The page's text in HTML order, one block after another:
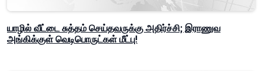
யாழில் வீட்டை சுத்தம் செய்தவருக்கு அதிர்ச்சி; இராணுவ
அங்கிக்குள் வெடிபொருட்கள் மீட்பு!